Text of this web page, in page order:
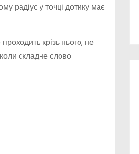
радіус у точці дотику має
крізь нього, не
складне слово